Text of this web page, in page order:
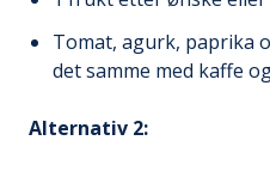
Tomat, agurk, paprika
det samme med kaffe
Alternativ 2: